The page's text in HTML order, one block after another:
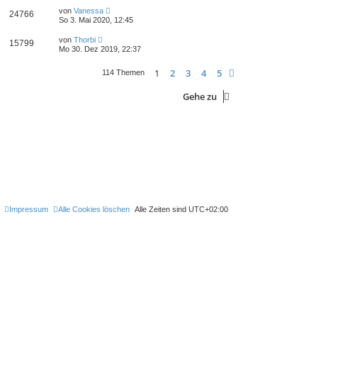
24766 von Vanessa
So 3. Mai 2020, 12:45
15799 von Thorbi
Mo 30. Dez 2019, 22:37
114 Themen 1 2 3 4 5
Gehe zu
Alle Zeiten sind UTC+02:00
Alle Cookies löschen
Impressum